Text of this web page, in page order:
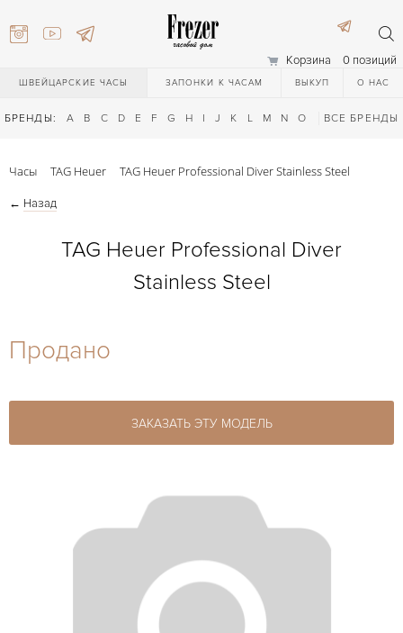
Корзина 0 позиций
ШВЕЙЦАРСКИЕ ЧАСЫ ЗАПОНКИ К ЧАСАМ ВЫКУП О НАС
БРЕНДЫ: A B C D E F G H I J K L M N O Q R S T
ВСЕ БРЕНДЫ
27-44
Часы TAG Heuer TAG Heuer Professional Diver Stainless Steel
← Назад
TAG Heuer Professional Diver
Stainless Steel
Продано
ЗАКАЗАТЬ ЭТУ МОДЕЛЬ